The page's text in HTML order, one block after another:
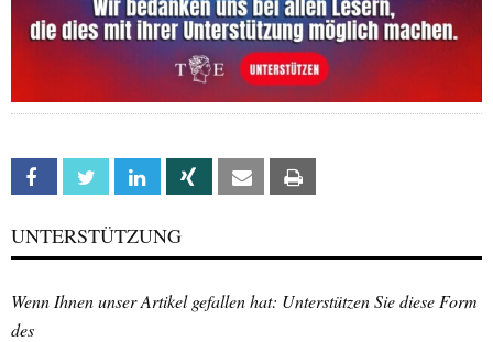
Facebook Twitter Linkedin Xing Email
UNTERSTÜTZUNG
Wenn Ihnen unser Artikel gefallen hat: Unterstützen Sie diese Form
des